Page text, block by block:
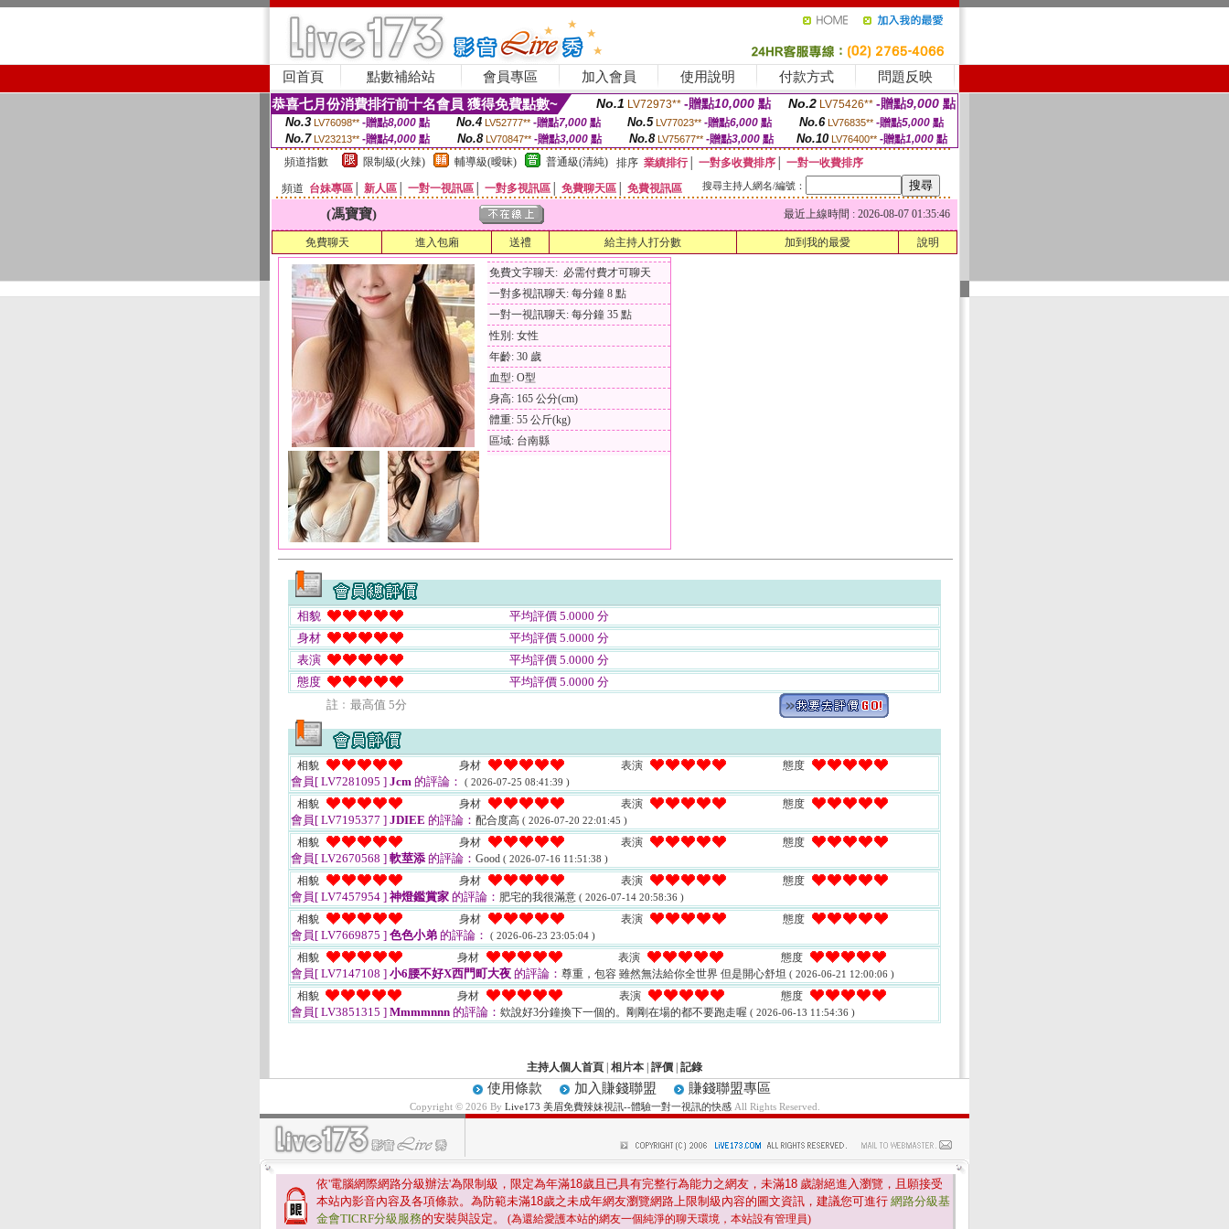
回首頁 點數補給站 會員專區 加入會員 使用說明 付款方式 問題反映
恭喜七月份消費排行前十名會員 獲得免費點數~ No.1 LV72973** -贈點10,000 點 No.2 LV75426** -贈點9,000 點
No.3 LV76098** -贈點8,000點 No.4 LV52777** -贈點7,000點 No.5 LV77023** -贈點6,000點 No.6 LV76835** -贈點5,000點
No.7 LV23213** -贈點4,000 點 No.8 LV70847** -贈點3,000 點 No.8 LV75677** -贈點3,000點 No.10 LV76400** -贈點1,000 點
頻道指數
限制級(火辣) 輔導級(曖昧) 普通級(清純) 排序 業績排行│ 一對多收費排序
一對一收費排序
頻道 台妹專區 新人區 一對一視訊區 一對多視訊區 免費聊天區 免費視訊區 搜尋主持人網名/編號：
(馮寶寶) 最近上線時間 : 2026-08-07 01:35:46
免費聊天 進入包廂 送禮 給主持人打分數 加到我的最愛 說明
免費文字聊天: 必需付費才可聊天
一對多視訊聊天: 每分鐘 8 點
一對一視訊聊天: 每分鐘 35 點
性別: 女性
年齡: 30 歲
血型: O型
身高: 165 公分(cm)
體重: 55 公斤(kg)
區域: 台南縣
相貌
平均評價 5.0000 分
身材
平均評價 5.0000 分
表演
平均評價 5.0000 分
態度
平均評價 5.0000 分
註﹕最高值 5分
相貌 身材 表演 態度
會員[ LV7281095 ] Jcm 的評論： ( 2026-07-25 08:41:39 )
相貌 身材 表演 態度
會員[ LV7195377 ] JDIEE 的評論： 配合度高 ( 2026-07-20 22:01:45 )
相貌 身材 表演 態度
會員[ LV2670568 ] 軟莖添 的評論： Good ( 2026-07-16 11:51:38 )
相貌 身材 表演 態度
會員[ LV7457954 ] 神燈鑑賞家 的評論： 肥宅的我很滿意 ( 2026-07-14 20:58:36 )
相貌 身材 表演 態度
會員[ LV7669875 ] 色色小弟 的評論： ( 2026-06-23 23:05:04 )
相貌 身材 表演 態度
會員[ LV7147108 ] 小6腰不好X西門町大夜 的評論： 尊重，包容 雖然無法給你全世界 但是開心舒坦 ( 2026-06-21 12:00:06 )
相貌 身材 表演 態度
會員[ LV3851315 ] Mmmmnnn 的評論： 欸說好3分鐘換下一個的。剛剛在場的都不要跑走喔 ( 2026-06-13 11:54:36 )
主持人個人首頁 相片本 評價 記錄
使用條款 加入賺錢聯盟 賺錢聯盟專區
Copyright © 2026 By Live173 美眉免費辣妹視訊--體驗一對一視訊的快感All Rights Reserved.
依'電腦網際網路分級辦法'為限制級，限定為年滿18歲且已具有完整行為能力之網友，未滿18 歲謝絕進入瀏覽，且願接受
本站內影音內容及各項條款。為防範未滿18歲之未成年網友瀏覽網路上限制級內容的圖文資訊，建議您可進行 網路分級基
金會TICRF分級服務的安裝與設定。 (為還給愛護本站的網友一個純淨的聊天環境，本站設有管理員)